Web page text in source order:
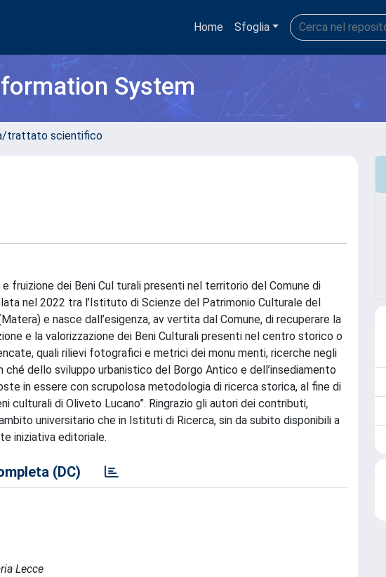
Home Sfoglia
System
trattato scientifico
fruizione dei Beni Cul turali presenti nel territorio del Comune di
nel 2022 tra l’Istituto di Scienze del Patrimonio Culturale del
e nasce dall’esigenza, av vertita dal Comune, di recuperare la
e la valorizzazione dei Beni Culturali presenti nel centro storico o
quali rilievi fotografici e metrici dei monu menti, ricerche negli
dello sviluppo urbanistico del Borgo Antico e dell’insediamento
in essere con scrupolosa metodologia di ricerca storica, al fine di
culturali di Oliveto Lucano”. Ringrazio gli autori dei contributi,
universitario che in Istituti di Ricerca, sin da subito disponibili a
iniziativa editoriale.
(DC)
Lecce